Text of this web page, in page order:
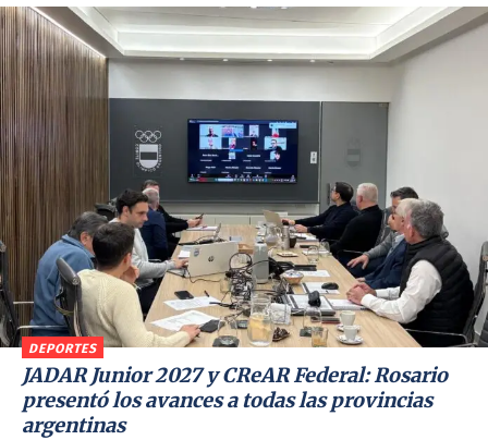
DEPORTES
JADAR Junior 2027 y CReAR Federal: Rosario
presentó los avances a todas las provincias
argentinas